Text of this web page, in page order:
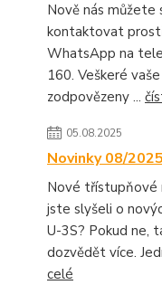
Nově nás můžete
kontaktovat
WhatsApp na
160. Veškeré
zodpovězeny ...
05.08.2025
Novinky 08/2025
Nové třístupňové
jste slyšeli o
U-3S? Pokud ne,
dozvědět více.
celé